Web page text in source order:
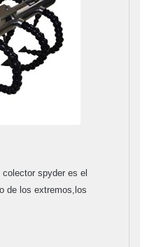
spyder es el
de los extremos,los